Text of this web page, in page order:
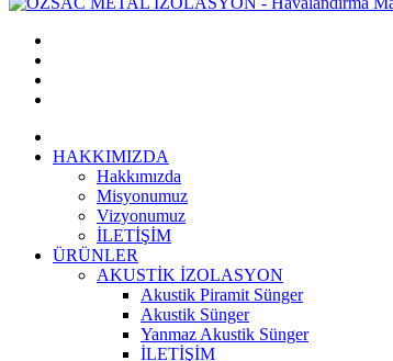
HAKKIMIZDA
Hakkımızda
Misyonumuz
Vizyonumuz
İLETİŞİM
ÜRÜNLER
AKUSTİK İZOLASYON
Akustik Piramit Sünger
Akustik Sünger
Yanmaz Akustik Sünger
İLETİŞİM